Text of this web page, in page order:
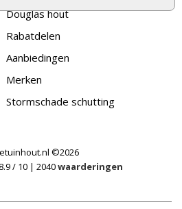
Douglas hout
Rabatdelen
Aanbiedingen
Merken
Stormschade schutting
©2026
8.9/ 10 | 2040waarderingen